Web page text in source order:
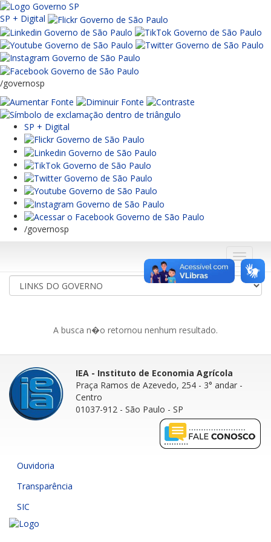
SP + Digital
/governosp
SP + Digital
/governosp
Menu
A busca n�o retornou nenhum resultado.
IEA - Instituto de Economia Agrícola
Praça Ramos de Azevedo, 254 - 3° andar -
Centro
01037-912 - São Paulo - SP
Ouvidoria
Transparência
SIC